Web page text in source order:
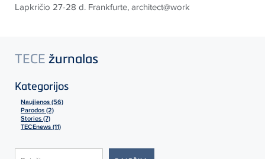
Lapkričio 27-28 d. Frankfurte, architect@work
TECE žurnalas
Kategorijos
Naujienos (56)
Parodos (2)
Stories (7)
TECEnews (11)